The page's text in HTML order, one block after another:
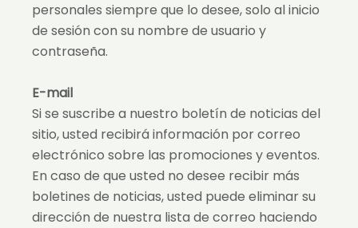
personales siempre que lo desee, solo al inicio
de sesión con su nombre de usuario y
contraseña.
E-mail
Si se suscribe a nuestro boletín de noticias del
sitio, usted recibirá información por correo
electrónico sobre las promociones y eventos.
En caso de que usted no desee recibir más
boletines de noticias, usted puede eliminar su
dirección de nuestra lista de correo haciendo